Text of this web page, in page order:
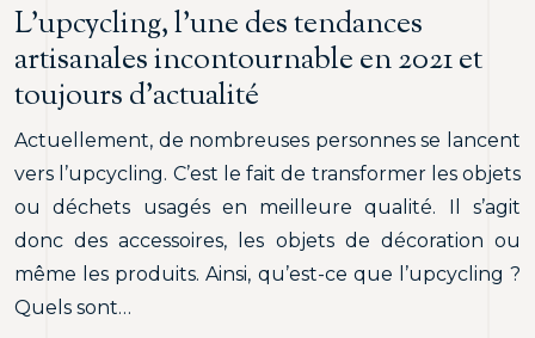
L’upcycling, l’une des tendances
artisanales incontournable en 2021 et
toujours d’actualité
Actuellement, de nombreuses personnes se lancent
vers l’upcycling. C’est le fait de transformer les objets
ou déchets usagés en meilleure qualité. Il s’agit
donc des accessoires, les objets de décoration ou
même les produits. Ainsi, qu’est-ce que l’upcycling ?
Quels sont…